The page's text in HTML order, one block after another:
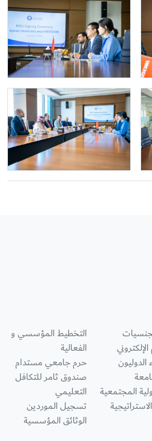
الدوليون
المجتمعية
التخطيط المؤسسي و
الفعالية
حرم جامعي مستدام
صندوق ثامر للتكافل
التعليمي
تسجيل الموردين
الوثائق المؤسسية